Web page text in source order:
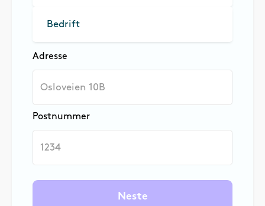
Bedrift
Adresse
Postnummer
Neste